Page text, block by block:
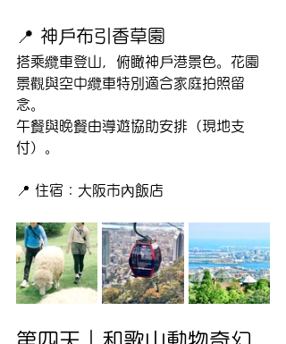
📍 神戶布引香草園
搭乘纜車登山，俯瞰神戶港景色。花園
景觀與空中纜車特別適合家庭拍照留
念。
午餐與晚餐由導遊協助安排（現地支
付）。
📍 住宿：大阪市內飯店